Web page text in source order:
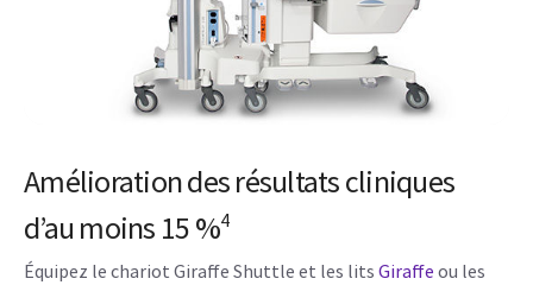
Amélioration des résultats cliniques
d’au moins 15 %4
Équipez le chariot Giraffe Shuttle et les lits Giraffe ou les